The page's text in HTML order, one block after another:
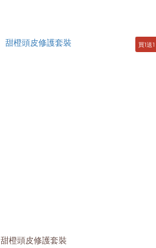
甜橙頭皮修護套裝
買1送